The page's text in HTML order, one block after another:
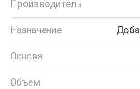
Производитель
Назначение
Основа
Объем